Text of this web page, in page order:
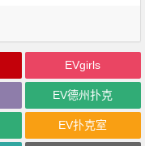
EVgirls
EV德州扑克
EV扑克室